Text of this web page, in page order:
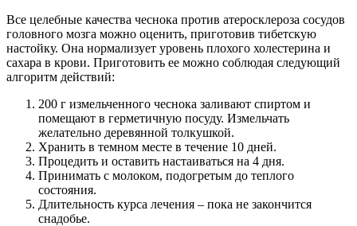
Все целебные качества чеснока против атеросклероза сосудов
головного мозга можно оценить, приготовив тибетскую
настойку. Она нормализует уровень плохого холестерина и
сахара в крови. Приготовить ее можно соблюдая следующий
алгоритм действий:
200 г измельченного чеснока заливают спиртом и
помещают в герметичную посуду. Измельчать
желательно деревянной толкушкой.
Хранить в темном месте в течение 10 дней.
Процедить и оставить настаиваться на 4 дня.
Принимать с молоком, подогретым до теплого
состояния.
Длительность курса лечения – пока не закончится
снадобье.